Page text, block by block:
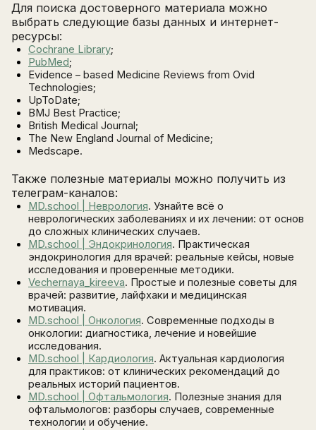
Для поиска достоверного материала можно
выбрать следующие базы данных и интернет-
ресурсы:
Cochrane Library;
PubMed;
Evidence – based Medicine Reviews from Ovid
Technologies;
UpToDate;
BMJ Best Practice;
British Medical Journal;
The New England Journal of Medicine;
Medscape.
Также полезные материалы можно получить из
телеграм-каналов:
MD.school | Неврология. Узнайте всё о
неврологических заболеваниях и их лечении: от основ
до сложных клинических случаев.
MD.school | Эндокринология. Практическая
эндокринология для врачей: реальные кейсы, новые
исследования и проверенные методики.
Vechernaya_kireeva. Простые и полезные советы для
врачей: развитие, лайфхаки и медицинская
мотивация.
MD.school | Онкология. Современные подходы в
онкологии: диагностика, лечение и новейшие
исследования.
MD.school | Кардиология. Актуальная кардиология
для практиков: от клинических рекомендаций до
реальных историй пациентов.
MD.school | Офтальмология. Полезные знания для
офтальмологов: разборы случаев, современные
технологии и обучение.